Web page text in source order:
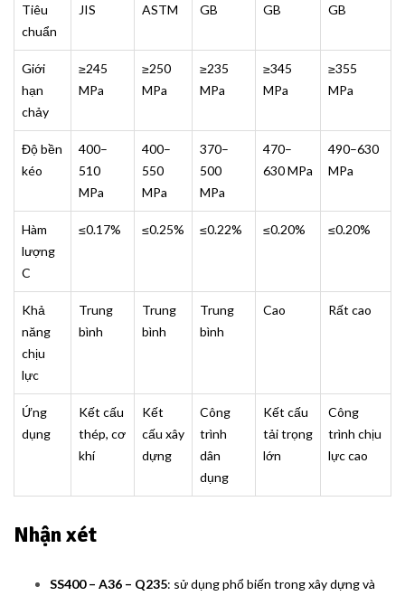
Tiêu
chuẩn
JIS ASTM GB GB GB
Giới
hạn
chảy
≥245
MPa
≥250
MPa
≥235
MPa
≥345
MPa
≥355
MPa
Độ bền
kéo
400–
510
MPa
400–
550
MPa
370–
500
MPa
470–
630 MPa
490–630
MPa
Hàm
lượng
C
≤0.17% ≤0.25% ≤0.22% ≤0.20% ≤0.20%
Khả
năng
chịu
lực
Trung
bình
Trung
bình
Trung
bình
Cao Rất cao
Ứng
dụng
Kết cấu
thép, cơ
khí
Kết
cấu xây
dựng
Công
trình
dân
dụng
Kết cấu
tải trọng
lớn
Công
trình chịu
lực cao
Nhận xét
SS400 – A36 – Q235: sử dụng phổ biến trong xây dựng và